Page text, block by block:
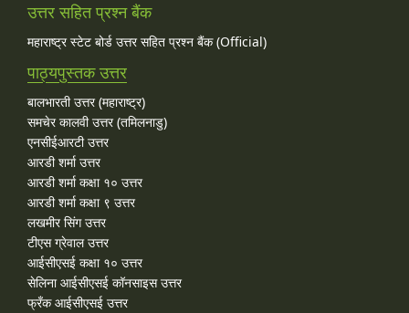
उत्तर सहित प्रश्न बैंक
महाराष्ट्र स्टेट बोर्ड उत्तर सहित प्रश्न बैंक (Official)
पाठ्यपुस्तक उत्तर
बालभारती उत्तर (महाराष्ट्र)
समचेर कालवी उत्तर (तमिलनाडु)
एनसीईआरटी उत्तर
आरडी शर्मा उत्तर
आरडी शर्मा कक्षा १० उत्तर
आरडी शर्मा कक्षा ९ उत्तर
लखमीर सिंग उत्तर
टीएस ग्रेवाल उत्तर
आईसीएसई कक्षा १० उत्तर
सेलिना आईसीएसई कॉनसाइस उत्तर
फ्रँक आईसीएसई उत्तर